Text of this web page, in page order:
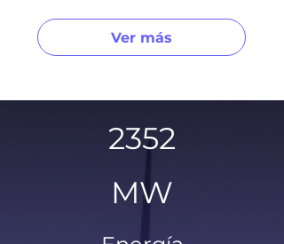
Ver más
2352
MW